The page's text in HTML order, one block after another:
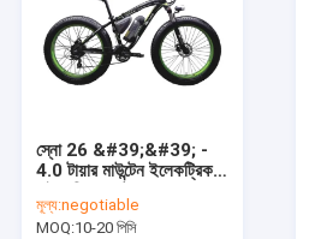
স্নো 26 &#39;&#39; -
4.0 টায়ার মাউন্টেন ইলেকট্রিক
500W SHIMANO 21 গতি
মূল্য:negotiable
MOQ:10-20 পিসি